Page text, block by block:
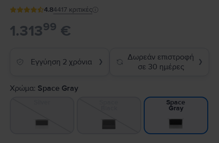
4.84417 κριτικές
1.31399 €
Εγγύηση 2 χρόνια ❯
Δωρεάν επιστροφή
σε 30 ημέρες
❯
Χρώμα: Space Gray
Space
Gray